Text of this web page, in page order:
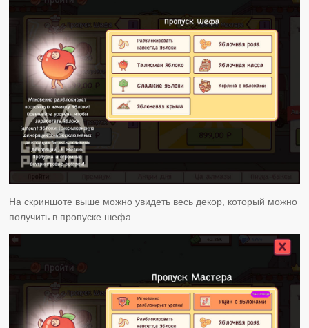
На скриншоте выше можно увидеть весь декор, который можно
получить в пропуске шефа.